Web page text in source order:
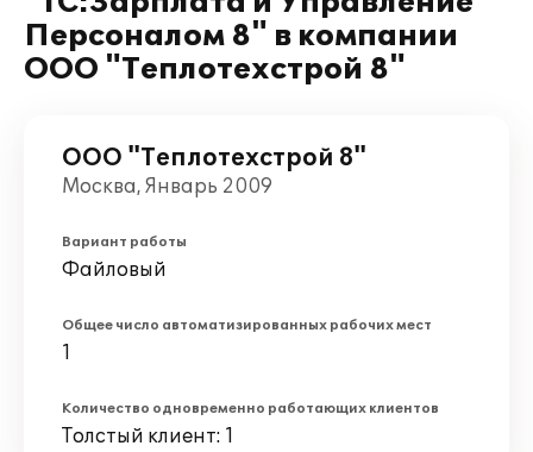
Персоналом 8" в компании
ООО "Теплотехстрой 8"
ООО "Теплотехстрой 8"
Москва, Январь 2009
Вариант работы
Файловый
Общее число автоматизированных рабочих мест
1
Количество одновременно работающих клиентов
Толстый клиент: 1